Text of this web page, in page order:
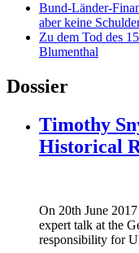
Bund-Länder-
aber keine
Zu dem Tod des
Blumenthal
Dossier
Timothy
Historical
On 20th June
expert talk at the
responsibility for